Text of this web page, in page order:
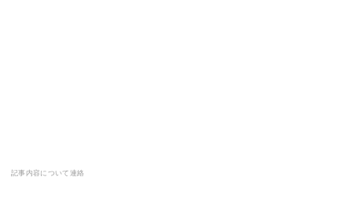
記事内容について連絡